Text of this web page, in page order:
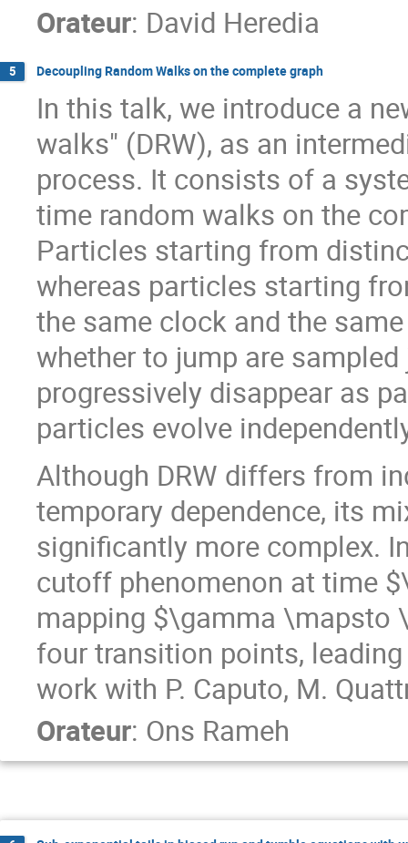
Orateur: David Heredia
5 Decoupling Random Walks on the complete graph
In this talk, we introduce a
walks" (DRW), as an
process. It consists of a
time random walks on the
Particles starting from
whereas particles starting
the same clock and the
whether to jump are
progressively disappear as
particles evolve
Although DRW differs from
temporary dependence, its
significantly more complex.
cutoff phenomenon at time
mapping $\gamma \mapsto
four transition points,
work with P. Caputo, M.
Orateur: Ons Rameh